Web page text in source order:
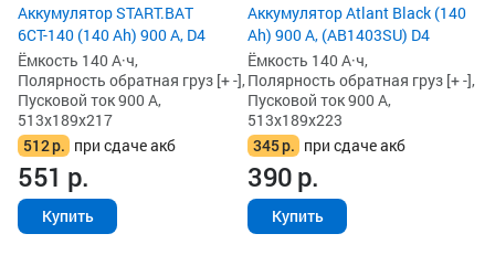
Аккумулятор START.BAT
6СТ-140 (140 Ah) 900 А, D4
Ёмкость 140 А·ч,
Полярность обратная груз [+ -],
Пусковой ток 900 А,
513x189x217
512р. при сдаче акб
551 р.
Купить
Аккумулятор Atlant Black (140
Ah) 900 А, (AB1403SU) D4
Ёмкость 140 А·ч,
Полярность обратная груз [+ -],
Пусковой ток 900 А,
513x189x223
345р. при сдаче акб
390р.
Купить